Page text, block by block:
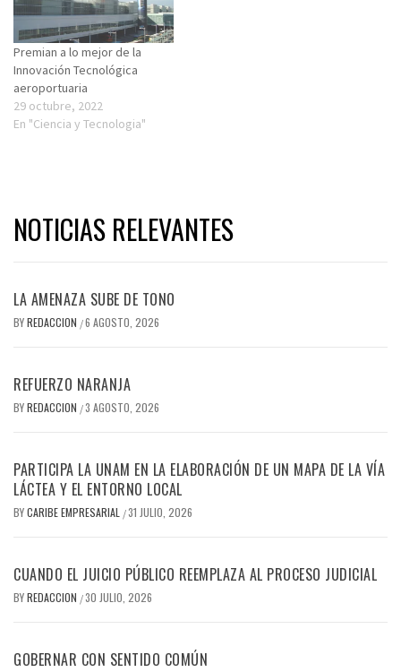
Premian a lo mejor de la
Innovación Tecnológica
aeroportuaria
29 octubre, 2022
En "Ciencia y Tecnologia"
NOTICIAS RELEVANTES
LA AMENAZA SUBE DE TONO
BYREDACCION /6 AGOSTO, 2026
REFUERZO NARANJA
BYREDACCION /3 AGOSTO, 2026
PARTICIPA LA UNAM EN LA ELABORACIÓN DE UN MAPA DE LA VÍA
LÁCTEA Y EL ENTORNO LOCAL
BYCARIBE EMPRESARIAL /31 JULIO, 2026
CUANDO EL JUICIO PÚBLICO REEMPLAZA AL PROCESO JUDICIAL
BYREDACCION /30 JULIO, 2026
GOBERNAR CON SENTIDO COMÚN